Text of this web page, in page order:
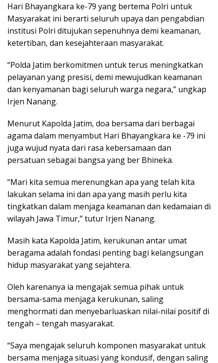
Hari Bhayangkara ke-79 yang bertema Polri untuk
Masyarakat ini berarti seluruh upaya dan pengabdian
institusi Polri ditujukan sepenuhnya demi keamanan,
ketertiban, dan kesejahteraan masyarakat.
“Polda Jatim berkomitmen untuk terus meningkatkan
pelayanan yang presisi, demi mewujudkan keamanan
dan kenyamanan bagi seluruh warga negara,” ungkap
Irjen Nanang.
Menurut Kapolda Jatim, doa bersama dari berbagai
agama dalam menyambut Hari Bhayangkara ke -79 ini
juga wujud nyata dari rasa kebersamaan dan
persatuan sebagai bangsa yang ber Bhineka.
“Mari kita semua merenungkan apa yang telah kita
lakukan selama ini dan apa yang masih perlu kita
tingkatkan dalam menjaga keamanan dan kedamaian di
wilayah Jawa Timur,” tutur Irjen Nanang.
Masih kata Kapolda Jatim, kerukunan antar umat
beragama adalah fondasi penting bagi kelangsungan
hidup masyarakat yang sejahtera.
Oleh karenanya ia mengajak semua pihak untuk
bersama-sama menjaga kerukunan, saling
menghormati dan menyebarluaskan nilai-nilai positif di
tengah – tengah masyarakat.
“Saya mengajak seluruh komponen masyarakat untuk
bersama menjaga situasi yang kondusif, dengan saling